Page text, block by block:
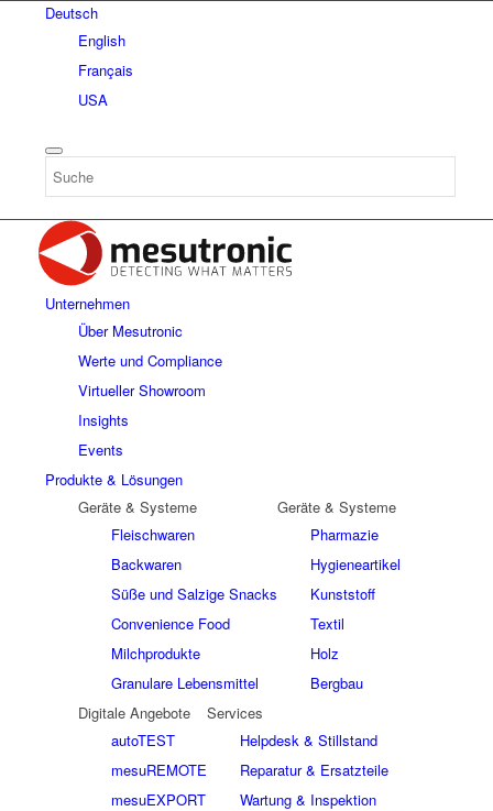
Deutsch
English
Français
USA
Unternehmen
Über Mesutronic
Werte und Compliance
Virtueller Showroom
Insights
Events
Produkte & Lösungen
Geräte & Systeme
Fleischwaren
Backwaren
Süße und Salzige Snacks
Convenience Food
Milchprodukte
Granulare Lebensmittel
Geräte & Systeme
Pharmazie
Hygieneartikel
Kunststoff
Textil
Holz
Bergbau
Digitale Angebote
autoTEST
mesuREMOTE
mesuEXPORT
Services
Helpdesk & Stillstand
Reparatur & Ersatzteile
Wartung & Inspektion